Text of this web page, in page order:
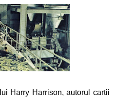
Harry Harrison, autorul cartii